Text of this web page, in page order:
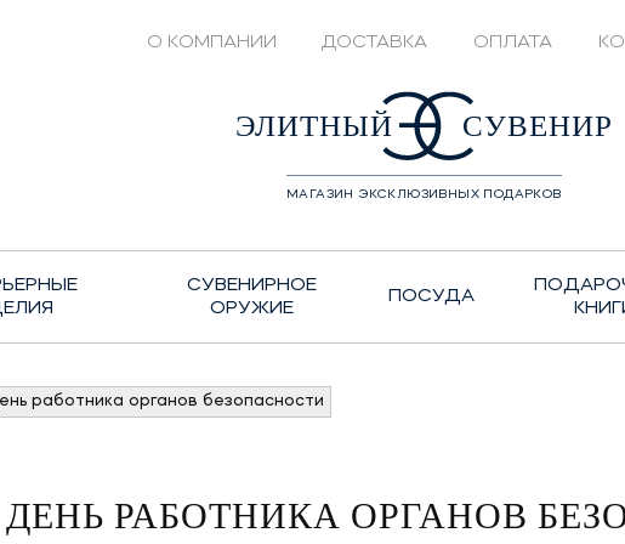
О КОМПАНИИ ДОСТАВКА ОПЛАТА
+7(495)1428208ЭЛИТНЫЙ СУВЕНИР
МАГАЗИН ЭКСКЛЮЗИВНЫХ ПОДАРКОВ
СУВЕНИРНОЕ
ОРУЖИЕ
ПОСУДА
работника органов безопасности
ДЕНЬ РАБОТНИКА ОРГАНОВ